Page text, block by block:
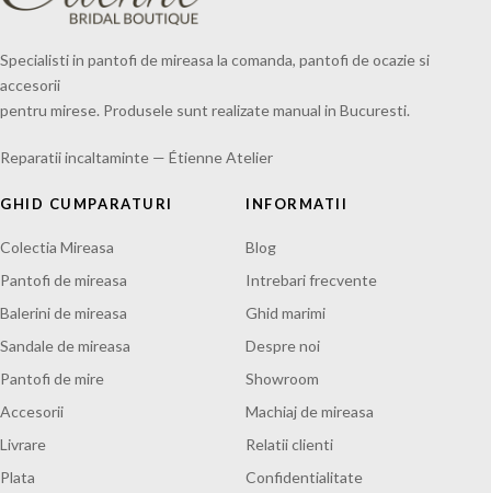
Specialisti in pantofi de mireasa la comanda, pantofi de ocazie si
accesorii
pentru mirese. Produsele sunt realizate manual in Bucuresti.
Reparatii incaltaminte — Étienne Atelier
GHID CUMPARATURI
Colectia Mireasa
Pantofi de mireasa
Balerini de mireasa
Sandale de mireasa
Pantofi de mire
Accesorii
Livrare
Plata
INFORMATII
Blog
Intrebari frecvente
Ghid marimi
Despre noi
Showroom
Machiaj de mireasa
Relatii clienti
Confidentialitate